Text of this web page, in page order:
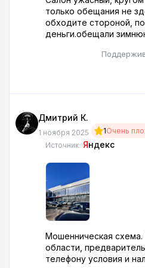
оказалось не
ездил.
только обещания не
обходите стороной,
деньги.обещали
Дмитрий К.
1 ноября 2025 1Очень
Источник: Яндекс
Мошенническая схема.
области,
телефону условия и